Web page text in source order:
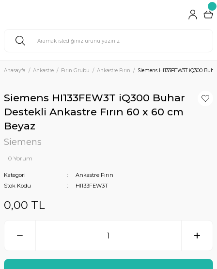
Anasayfa Ankastre Fırın Grubu Ankastre Fırın Siemens HI133FEW3T iQ300
Siemens HI133FEW3T iQ300 Buhar
Destekli Ankastre Fırın 60 x 60 cm
Beyaz
Siemens
0 Yorum
Kategori
Ankastre Fırın
Stok Kodu
HI133FEW3T
0,00 TL